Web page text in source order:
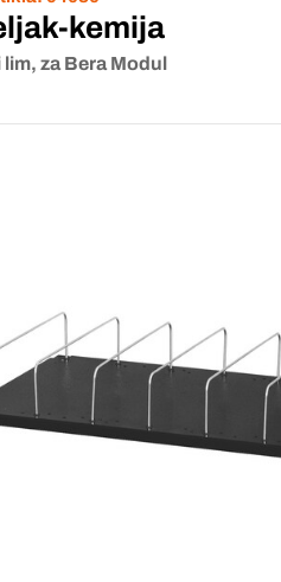
kemija
za Bera Modul